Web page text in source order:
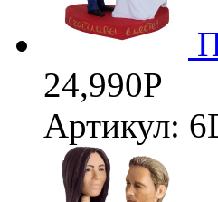
24,990Р
Артикул: